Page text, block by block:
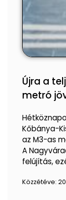
Újra a
metró
Kőbánya-
az M3-as
A
felújítás,
Közzétéve: